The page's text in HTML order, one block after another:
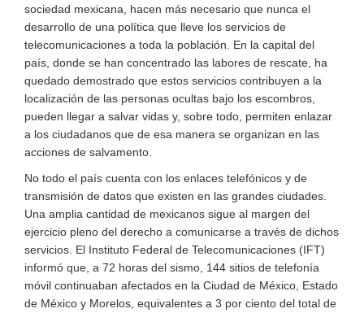
sociedad mexicana, hacen más necesario que nunca el
desarrollo de una política que lleve los servicios de
telecomunicaciones a toda la población. En la capital del
país, donde se han concentrado las labores de rescate, ha
quedado demostrado que estos servicios contribuyen a la
localización de las personas ocultas bajo los escombros,
pueden llegar a salvar vidas y, sobre todo, permiten enlazar
a los ciudadanos que de esa manera se organizan en las
acciones de salvamento.
No todo el país cuenta con los enlaces telefónicos y de
transmisión de datos que existen en las grandes ciudades.
Una amplia cantidad de mexicanos sigue al margen del
ejercicio pleno del derecho a comunicarse a través de dichos
servicios. El Instituto Federal de Telecomunicaciones (IFT)
informó que, a 72 horas del sismo, 144 sitios de telefonía
móvil continuaban afectados en la Ciudad de México, Estado
de México y Morelos, equivalentes a 3 por ciento del total de